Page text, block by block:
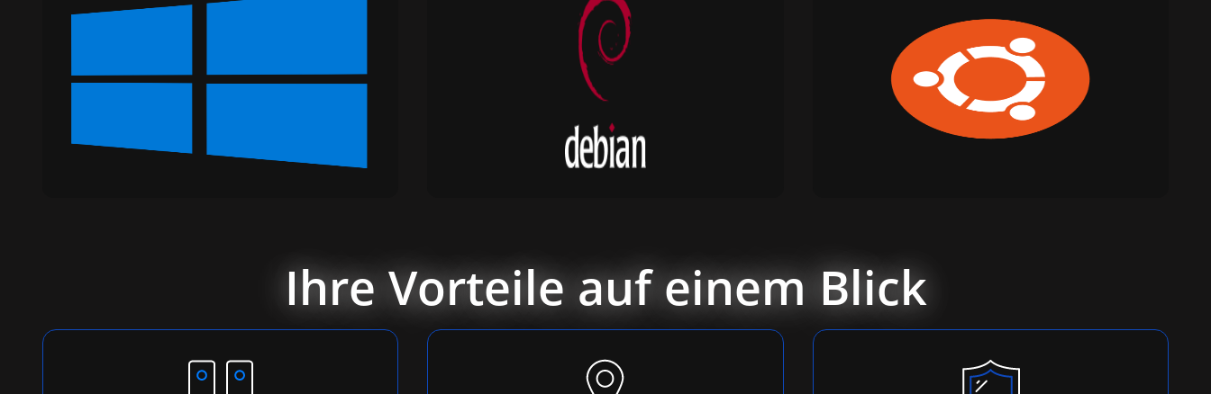
Ihre Vorteile auf einem Blick